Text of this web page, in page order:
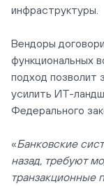
инфраструктуры.
Вендоры
функциональных
подход позволит
усилить ИТ-
Федерального
«Банковские
назад, требуют
транзакционные